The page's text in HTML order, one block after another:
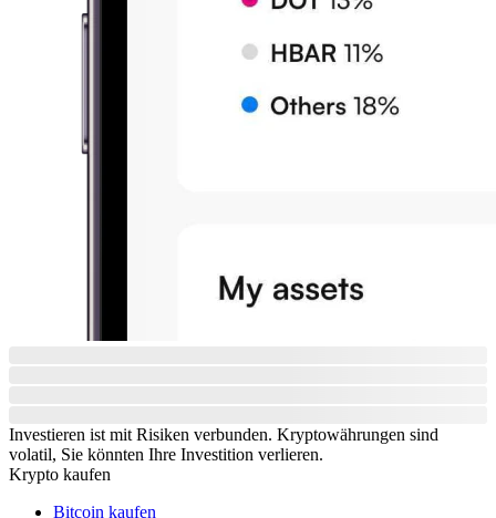
Investieren ist mit Risiken verbunden. Kryptowährungen sind
volatil, Sie könnten Ihre Investition verlieren.
Krypto kaufen
Bitcoin kaufen